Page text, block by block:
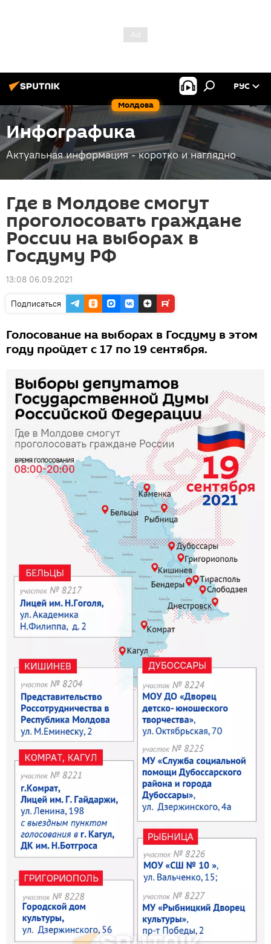
Молдова
РУС
Инфографика
Актуальная информация - коротко и наглядно
Где в Молдове смогут
проголосовать граждане
России на выборах в
Госдуму РФ
13:08 06.09.2021
Подписаться
Голосование на выборах в Госдуму в этом
году пройдет с 17 по 19 сентября.